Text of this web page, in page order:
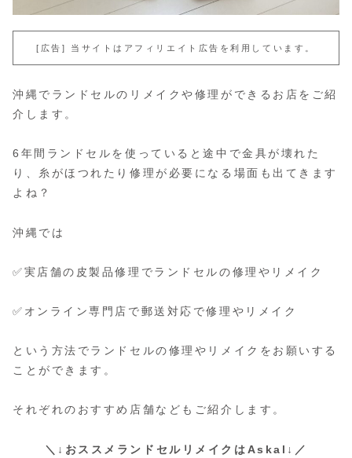
[広告] 当サイトはアフィリエイト広告を利用しています。
沖縄でランドセルのリメイクや修理ができるお店をご紹
介します。
6年間ランドセルを使っていると途中で金具が壊れた
り、糸がほつれたり修理が必要になる場面も出てきます
よね？
沖縄では
✅実店舗の皮製品修理でランドセルの修理やリメイク
✅オンライン専門店で郵送対応で修理やリメイク
という方法でランドセルの修理やリメイクをお願いする
ことができます。
それぞれのおすすめ店舗などもご紹介します。
＼↓おススメランドセルリメイクはAskal↓／